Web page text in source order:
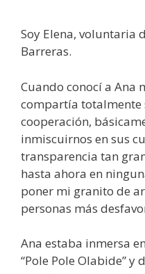
Soy Elena, voluntaria
Barreras.
Cuando conocí a Ana
compartía totalmente
cooperación,
inmiscuirnos en sus
transparencia tan
hasta ahora en
poner mi granito de
personas más
Ana estaba inmersa
“Pole Pole Olabide” y